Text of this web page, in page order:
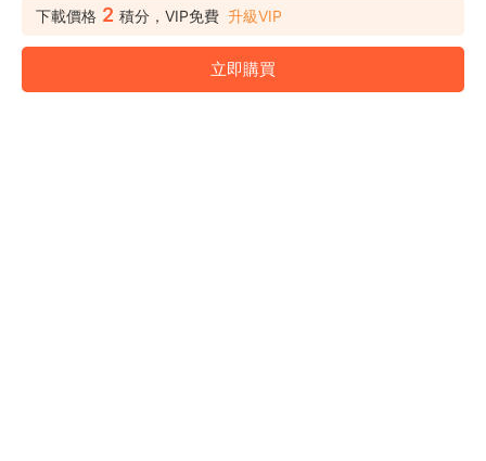
下載價格 2 積分，VIP免費 升級VIP
立即購買